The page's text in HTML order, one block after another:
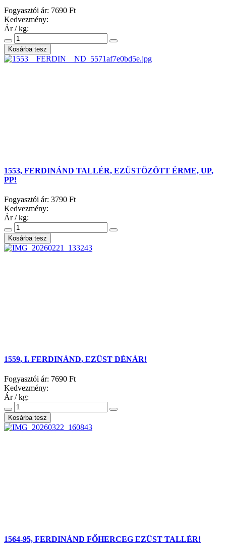
Fogyasztói ár: 7690 Ft
Kedvezmény:
Ár / kg:
1553, FERDINÁND TALLÉR, EZÜSTÖZÖTT ÉRME, UP,
PP!
Fogyasztói ár: 3790 Ft
Kedvezmény:
Ár / kg:
1559, I. FERDINÁND, EZÜST DÉNÁR!
Fogyasztói ár: 7690 Ft
Kedvezmény:
Ár / kg:
1564-95, FERDINÁND FŐHERCEG EZÜST TALLÉR!